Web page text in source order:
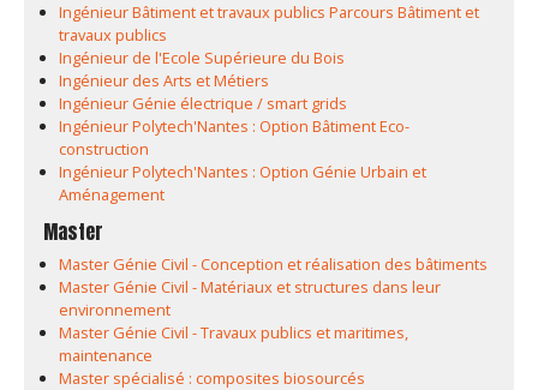
Ingénieur Bâtiment et travaux publics Parcours Bâtiment et
travaux publics
Ingénieur de l'Ecole Supérieure du Bois
Ingénieur des Arts et Métiers
Ingénieur Génie électrique / smart grids
Ingénieur Polytech'Nantes : Option Bâtiment Eco-
construction
Ingénieur Polytech'Nantes : Option Génie Urbain et
Aménagement
Master
Master Génie Civil - Conception et réalisation des bâtiments
Master Génie Civil - Matériaux et structures dans leur
environnement
Master Génie Civil - Travaux publics et maritimes,
maintenance
Master spécialisé : composites biosourcés